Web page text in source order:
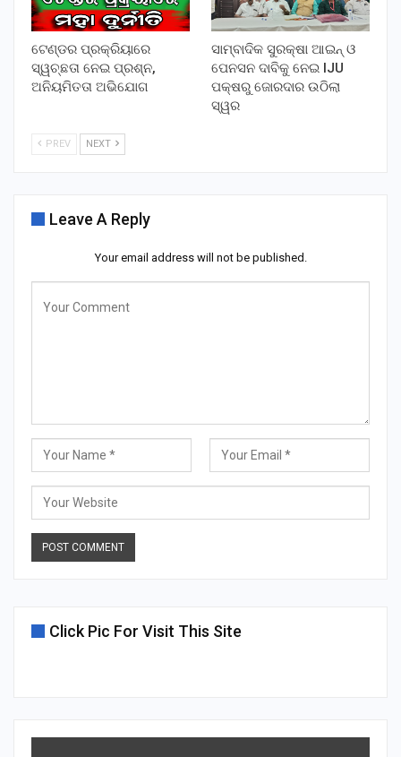
ଟେଣ୍ଡର ପ୍ରକ୍ରିୟାରେ
ସ୍ୱଚ୍ଛତା ନେଇ ପ୍ରଶ୍ନ,
ଅନିୟମିତତା ଅଭିଯୋଗ
ସାମ୍ବାଦିକ ସୁରକ୍ଷା ଆଇନ୍ ଓ
ପେନସନ ଦାବିକୁ ନେଇ IJU
ପକ୍ଷରୁ ଜୋରଦାର ଉଠିଲା
ସ୍ୱର
PREV NEXT
Leave A Reply
Your email address will not be published.
Click Pic For Visit This Site